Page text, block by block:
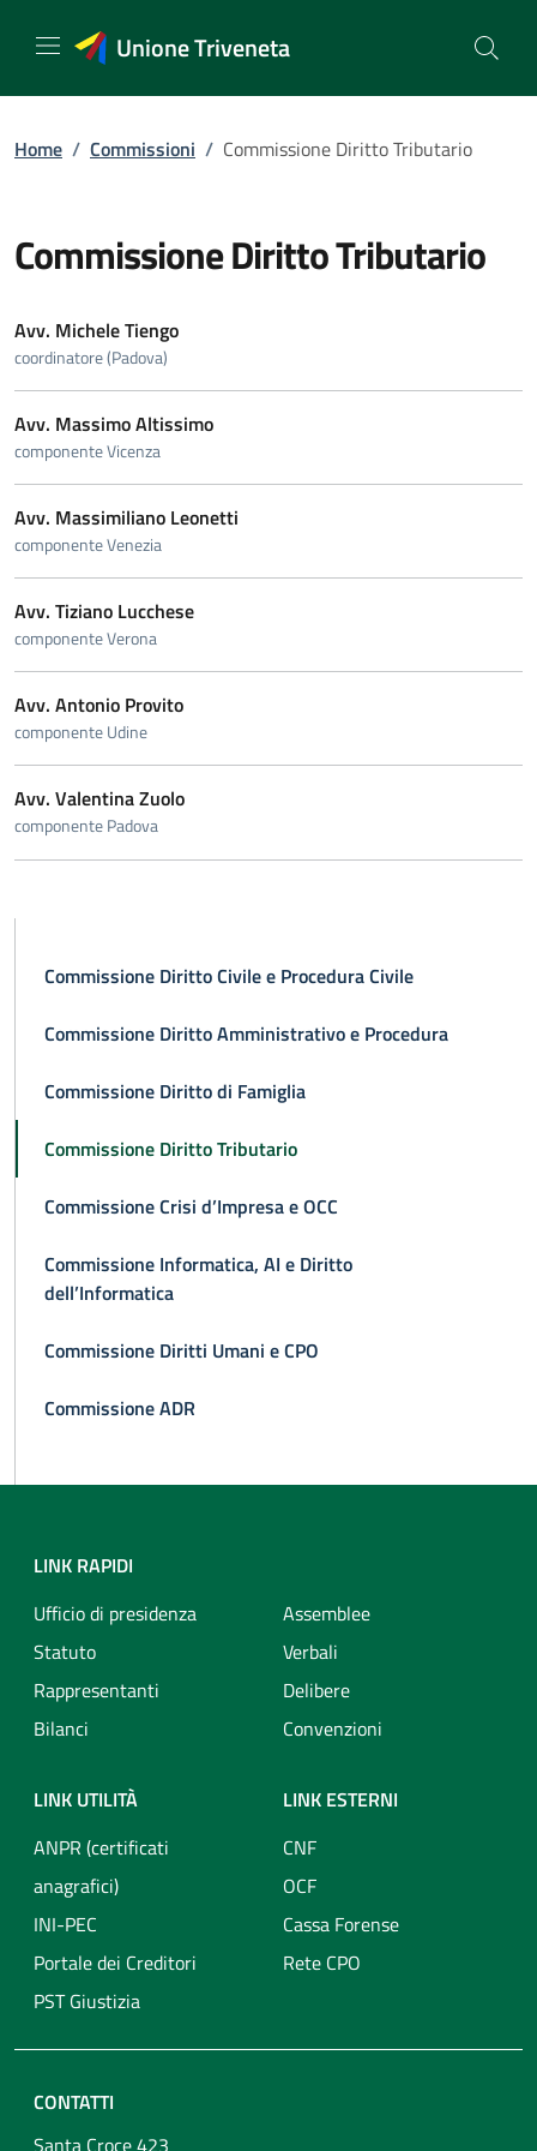
Unione Triveneta
Home / Commissioni / Commissione Diritto Tributario
Commissione Diritto Tributario
Avv. Michele Tiengo
coordinatore (Padova)
Avv. Massimo Altissimo
componente Vicenza
Avv. Massimiliano Leonetti
componente Venezia
Avv. Tiziano Lucchese
componente Verona
Avv. Antonio Provito
componente Udine
Avv. Valentina Zuolo
componente Padova
Commissione Diritto Civile e Procedura Civile
Commissione Diritto Amministrativo e Procedura
Commissione Diritto di Famiglia
Commissione Diritto Tributario
Commissione Crisi d’Impresa e OCC
Commissione Informatica, AI e Diritto
dell’Informatica
Commissione Diritti Umani e CPO
Commissione ADR
LINK RAPIDI
Ufficio di presidenza
Statuto
Rappresentanti
Bilanci
Assemblee
Verbali
Delibere
Convenzioni
LINK UTILITÀ
ANPR (certificati
anagrafici)
INI-PEC
Portale dei Creditori
PST Giustizia
LINK ESTERNI
CNF
OCF
Cassa Forense
Rete CPO
CONTATTI
Santa Croce 423